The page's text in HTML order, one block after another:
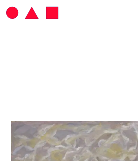
CATALOGUE DES
VOL. 1 : LES